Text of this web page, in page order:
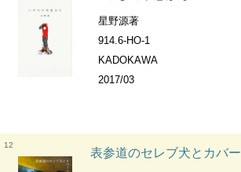
星野源著
914.6-HO-1
KADOKAWA
2017/03
12
表参道のセレブ犬とカバ